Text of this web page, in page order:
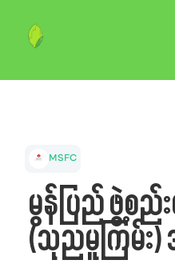
MSFC
မွန်ပြည် ဖွဲ့စည်
(သုညမူကြမ်း